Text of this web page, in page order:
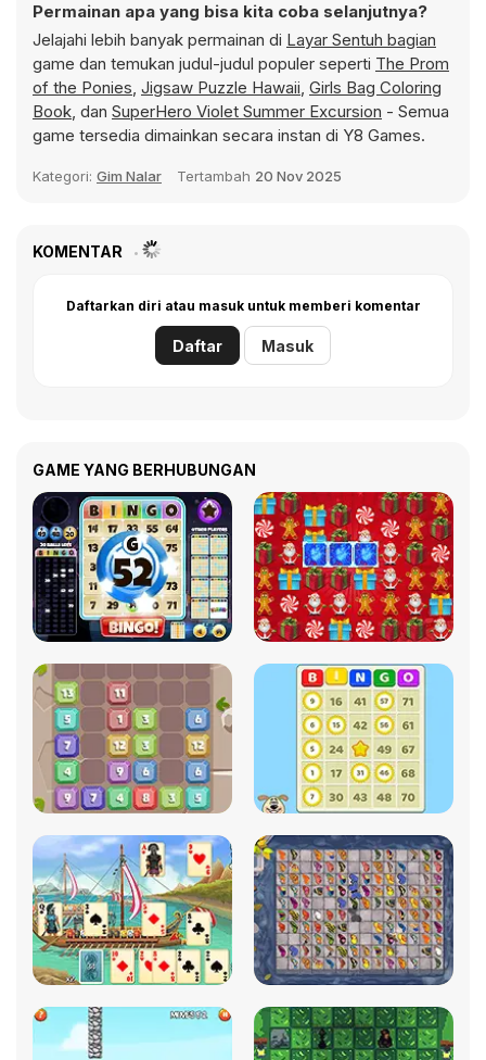
Permainan apa yang bisa kita coba selanjutnya?
Jelajahi lebih banyak permainan di Layar Sentuh bagian
game dan temukan judul-judul populer seperti The Prom
of the Ponies, Jigsaw Puzzle Hawaii, Girls Bag Coloring
Book, dan SuperHero Violet Summer Excursion - Semua
game tersedia dimainkan secara instan di Y8 Games.
Kategori: Gim Nalar Tertambah 20 Nov 2025
KOMENTAR
Daftarkan diri atau masuk untuk memberi komentar
Daftar Masuk
GAME YANG BERHUBUNGAN